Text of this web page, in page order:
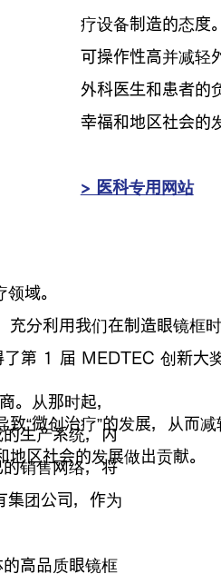
。从那时起，
生产系统，内
销售网络，将
团公司，作为
高品质眼镜框
域。
分利用我们在制造眼镜框
了第 1 届 MEDTEC 创新大
致“微创治疗”的发展，从而
区社会的发展做出贡献。
疗设备制造的态度。
可操作性高并减轻
外科医生和患者的
幸福和地区社会的
> 医科专用网站